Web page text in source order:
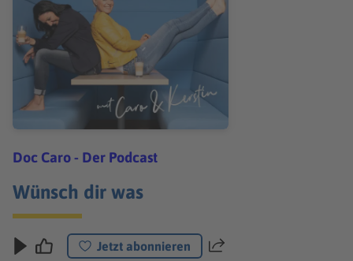
Doc Caro - Der Podcast
Wünsch dir was
Jetzt abonnieren Teilen